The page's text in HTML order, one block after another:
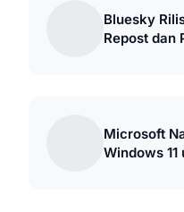
Bluesky
Repost dan
Microsoft
Windows 11